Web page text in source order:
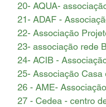
20- AQUA-
21- ADAF -
22- Associação
23- associação rede
24- ACIB -
25- Associação Casa
26 - AME-
27 - Cedea - centro